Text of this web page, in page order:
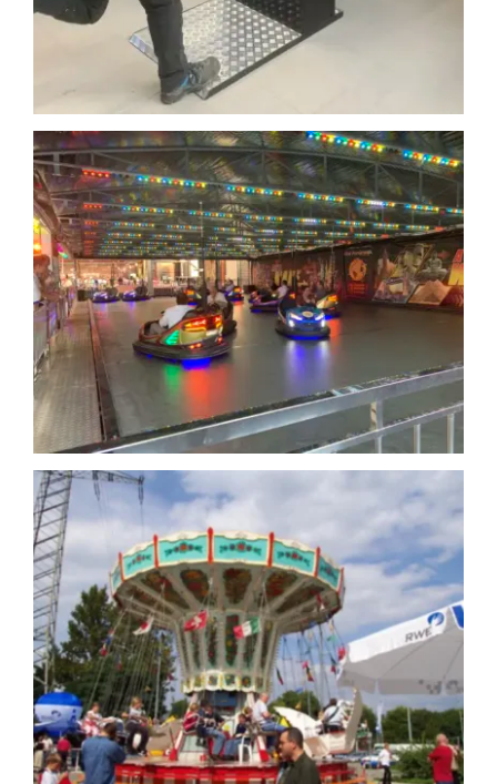
Boxautomat
Autoscooter